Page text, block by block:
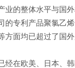
的整体水平与国外
的专利产品聚氯乙
方面均已超过了国
在欧美、日本、韩